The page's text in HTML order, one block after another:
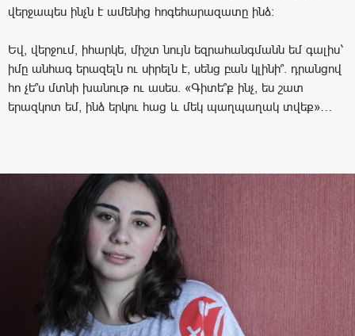
վերջապես ինչն է ամենից հոգեհարազատը ինձ:
Եվ, վերջում, իհարկե, միշտ նույն եզրահանգմանն եմ գալիս՝
իմը անհագ երազելն ու սիրելն է, սենց բան կլինի՞. դրանցով
հո չե՞ս մտնի խանութ ու ասես. «Գիտե՞ք ինչ, ես շատ
երազկոտ եմ, ինձ երկու հաց և մեկ պաղպաղակ տվեք»…